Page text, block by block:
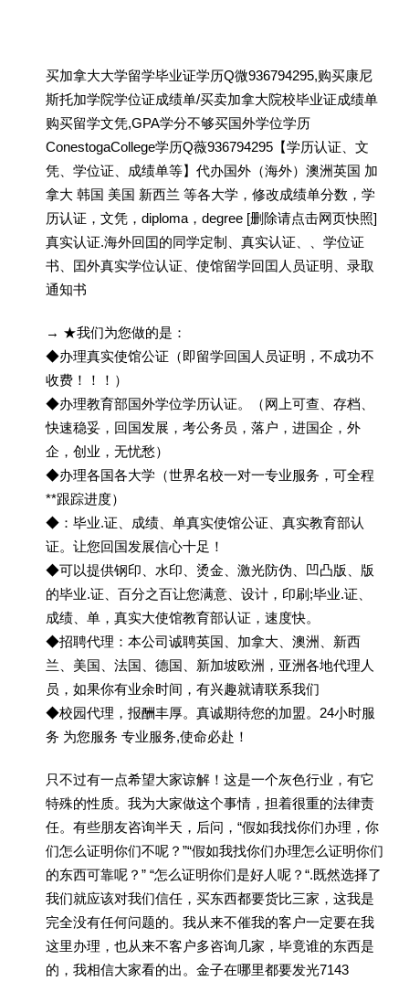
买加拿大大学留学毕业证学历Q微936794295,购买康尼
斯托加学院学位证成绩单/买卖加拿大院校毕业证成绩单
购买留学文凭,GPA学分不够买国外学位学历
ConestogaCollege学历Q薇936794295【学历认证、文
凭、学位证、成绩单等】代办国外（海外）澳洲英国 加
拿大 韩国 美国 新西兰 等各大学，修改成绩单分数，学
历认证，文凭，diploma，degree [删除请点击网页快照]
真实认证.海外回囯的同学定制、真实认证、、学位证
书、囯外真实学位认证、使馆留学回囯人员证明、录取
通知书
→ ★我们为您做的是：
◆办理真实使馆公证（即留学回国人员证明，不成功不
收费！！！）
◆办理教育部国外学位学历认证。（网上可查、存档、
快速稳妥，回国发展，考公务员，落户，进国企，外
企，创业，无忧愁）
◆办理各国各大学（世界名校一对一专业服务，可全程
**跟踪进度）
◆：毕业.证、成绩、单真实使馆公证、真实教育部认
证。让您回国发展信心十足！
◆可以提供钢印、水印、烫金、激光防伪、凹凸版、版
的毕业.证、百分之百让您满意、设计，印刷;毕业.证、
成绩、单，真实大使馆教育部认证，速度快。
◆招聘代理：本公司诚聘英国、加拿大、澳洲、新西
兰、美国、法国、德国、新加坡欧洲，亚洲各地代理人
员，如果你有业余时间，有兴趣就请联系我们
◆校园代理，报酬丰厚。真诚期待您的加盟。24小时服
务 为您服务 专业服务,使命必赴！
只不过有一点希望大家谅解！这是一个灰色行业，有它
特殊的性质。我为大家做这个事情，担着很重的法律责
任。有些朋友咨询半天，后问，“假如我找你们办理，你
们怎么证明你们不呢？”“假如我找你们办理怎么证明你们
的东西可靠呢？” “怎么证明你们是好人呢？“.既然选择了
我们就应该对我们信任，买东西都要货比三家，这我是
完全没有任何问题的。我从来不催我的客户一定要在我
这里办理，也从来不客户多咨询几家，毕竟谁的东西是
的，我相信大家看的出。金子在哪里都要发光7143